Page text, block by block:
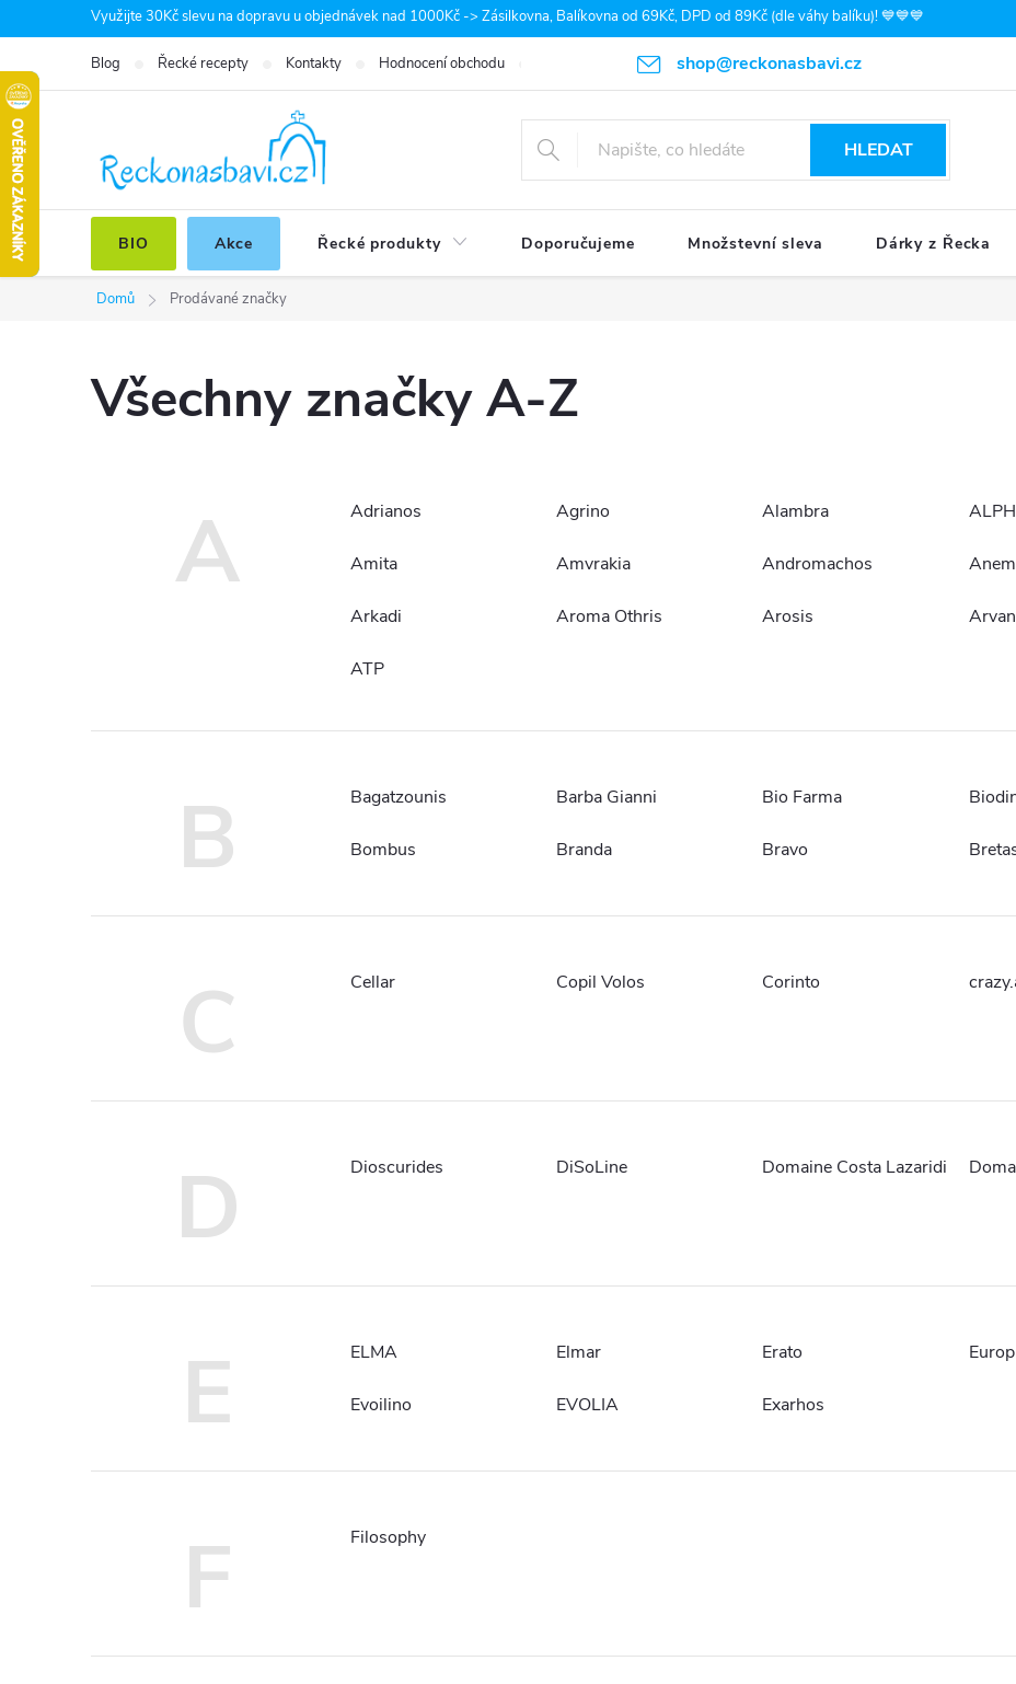
na
obsah
Využijte 30Kč slevu na dopravu u objednávek nad 1000Kč -> Zásilkovna, Balíkovna od 69Kč, DPD od 89Kč (dle váhy balíku)! 💙💙💙
shop@reckonasbavi.cz
Blog Řecké recepty Kontakty Hodnocení obchodu Podmínky ochrany osobních údajů Obchodní podmínky
HLEDAT
BIO Akce Řecké produkty Doporučujeme Množstevní sleva Dárky z Řecka
Domů Prodávané značky
Všechny značky A-Z
A Adrianos Agrino Alambra
Amita Amvrakia Andromachos
Arkadi Aroma Othris Arosis
ATP
B Bagatzounis Barba Gianni Bio Farma
Bombus Branda Bravo
C Cellar Copil Volos Corinto
D Dioscurides DiSoLine Domaine Costa Lazaridi
E ELMA Elmar Erato
Evoilino EVOLIA Exarhos
F Filosophy